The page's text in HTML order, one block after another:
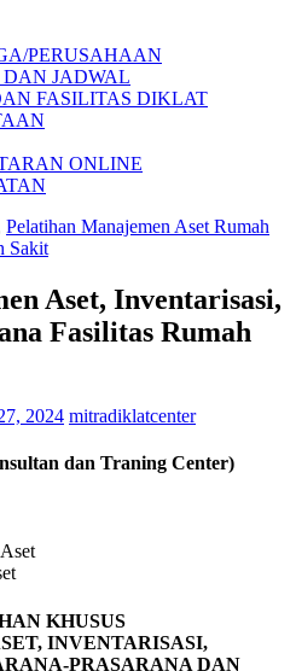
PERUSAHAAN
JADWAL
FASILITAS DIKLAT
ONLINE
Pelatihan Manajemen Aset Rumah
Sakit
Aset, Inventarisasi,
Fasilitas Rumah
2024 mitradiklatcenter
dan Traning Center)
KHUSUS
INVENTARISASI,
PRASARANA DAN